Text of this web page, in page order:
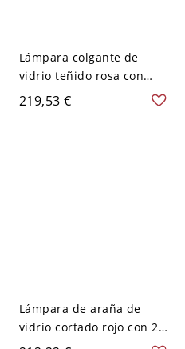
Lámpara colgante de
vidrio teñido rosa con
patrón barroco de
durazno, con cúpula y dos
219,53 €
Lámpara de araña de
vidrio cortado rojo con 2
cabezas de flor, kit de luz